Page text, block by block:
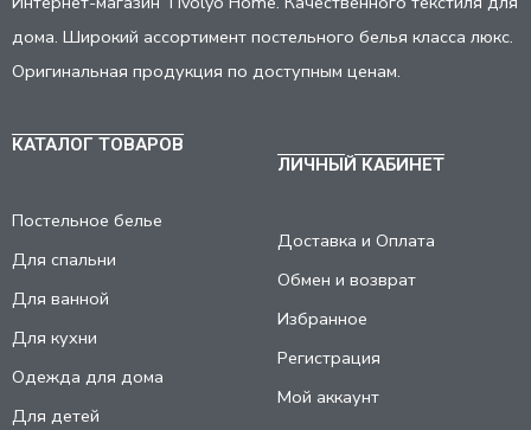
дома. Широкий ассортимент постельного белья класса люкс.
Оригинальная продукция по доступным ценам.
КАТАЛОГ ТОВАРОВ
Постельное белье
Для спальни
Для ванной
Для кухни
Одежда для дома
Для детей
ЛИЧНЫЙ КАБИНЕТ
Доставка и Оплата
Обмен и возврат
Избранное
Регистрация
Мой аккаунт